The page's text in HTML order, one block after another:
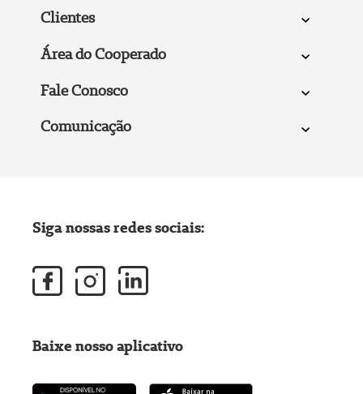
Clientes
Área do Cooperado
Fale Conosco
Comunicação
Siga nossas redes sociais:
Baixe nosso aplicativo